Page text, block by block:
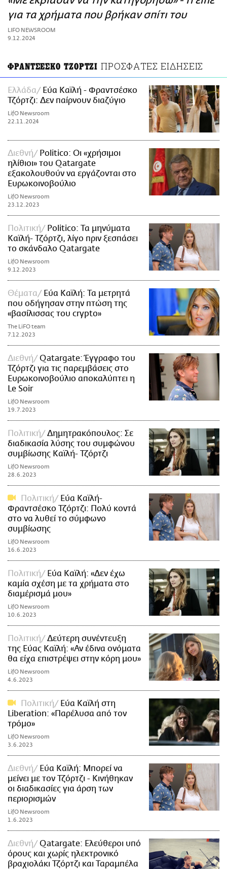
ΑΜΠΑ
PRINT
για τα χρήματα που βρήκαν σπίτι του
LIFO NEWSROOM
9.12.2024
ΦΡΑΝΤΣΕΣΚΟ ΤΖΟΡΤΖΙ ΠΡΟΣΦΑΤΕΣ ΕΙΔΗΣΕΙΣ
Ελλάδα
Εύα Καϊλή - Φραντσέσκο
Τζόρτζι: Δεν παίρνουν διαζύγιο
LifO Newsroom
22.11.2024
Διεθνή
Politico: Οι «χρήσιμοι
ηλίθιοι» του Qatargate
εξακολουθούν να εργάζονται στο
Ευρωκοινοβούλιο
LifO Newsroom
23.12.2023
Πολιτική
Politico: Τα μηνύματα
Καϊλή- Τζόρτζι, λίγο πριν ξεσπάσει
το σκάνδαλο Qatargate
LifO Newsroom
9.12.2023
Θέματα
Εύα Καϊλή: Τα μετρητά
που οδήγησαν στην πτώση της
«βασίλισσας του crypto»
The LiFO team
7.12.2023
Διεθνή
Qatargate: Έγγραφο του
Τζόρτζι για τις παρεμβάσεις στο
Ευρωκοινοβούλιο αποκαλύπτει η
Le Soir
LifO Newsroom
19.7.2023
Πολιτική
Δημητρακόπουλος: Σε
διαδικασία λύσης του συμφώνου
συμβίωσης Καϊλή- Τζόρτζι
LifO Newsroom
28.6.2023
Πολιτική
Εύα Καϊλή-
Φραντσέσκο Τζόρτζι: Πολύ κοντά
στο να λυθεί το σύμφωνο
συμβίωσης
LifO Newsroom
16.6.2023
Πολιτική
Εύα Καϊλή: «Δεν έχω
καμία σχέση με τα χρήματα στο
διαμέρισμά μου»
LifO Newsroom
10.6.2023
Πολιτική
Δεύτερη συνέντευξη
της Εύας Καϊλή: «Αν έδινα ονόματα
θα είχα επιστρέψει στην κόρη μου»
LifO Newsroom
4.6.2023
Πολιτική
Εύα Καϊλή στη
Liberation: «Παρέλυσα από τον
τρόμο»
LifO Newsroom
3.6.2023
Διεθνή
Εύα Καϊλή: Μπορεί να
μείνει με τον Τζόρτζι - Κινήθηκαν
οι διαδικασίες για άρση των
περιορισμών
LifO Newsroom
1.6.2023
Διεθνή
Qatargate: Ελεύθεροι υπό
όρους και χωρίς ηλεκτρονικό
βραχιολάκι Τζόρτζι και Ταραμπέλα